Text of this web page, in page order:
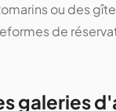
ou des
de
galeries